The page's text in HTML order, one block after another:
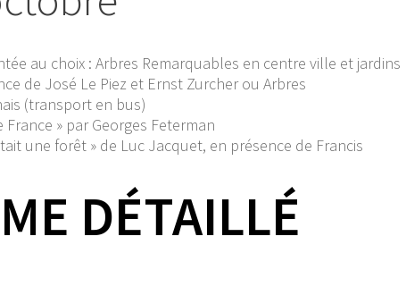
au choix : Arbres Remarquables en centre ville et jardins
de José Le Piez et Ernst Zurcher ou Arbres
(transport en bus)
» par Georges Feterman
une forêt » de Luc Jacquet, en présence de Francis
DÉTAILLÉ